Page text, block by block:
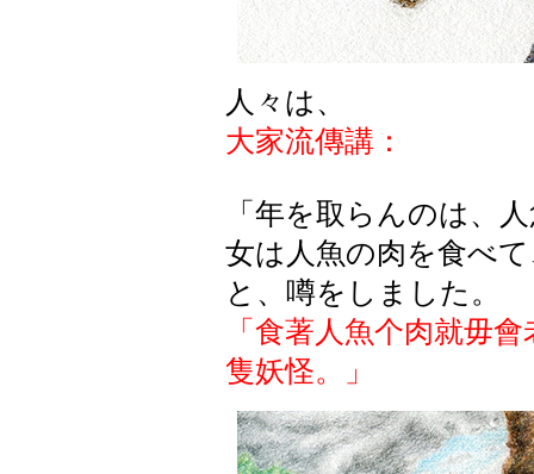
人 々 は、
大家流傳講：
「年を取らんのは、
女は人魚の肉を食べ
と、噂をしました。
「食著人魚个肉就毋
隻妖怪。」